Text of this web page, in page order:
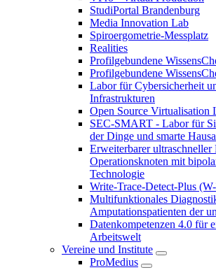
StudiPortal Brandenburg
Media Innovation Lab
Spiroergometrie-Messplatz
Realities
Profilgebundene
Profilgebundene
Labor für Cybersicherheit
Infrastrukturen
Open Source Virtualisation
SEC-SMART - Labor für
der Dinge und smarte
Erweiterbarer ultraschneller
Operationsknoten mit
Technologie
Write-Trace-Detect-Plus
Multifunktionales
Amputationspatienten der
Datenkompetenzen 4.0 für
Arbeitswelt
Vereine und Institute
ProMedius